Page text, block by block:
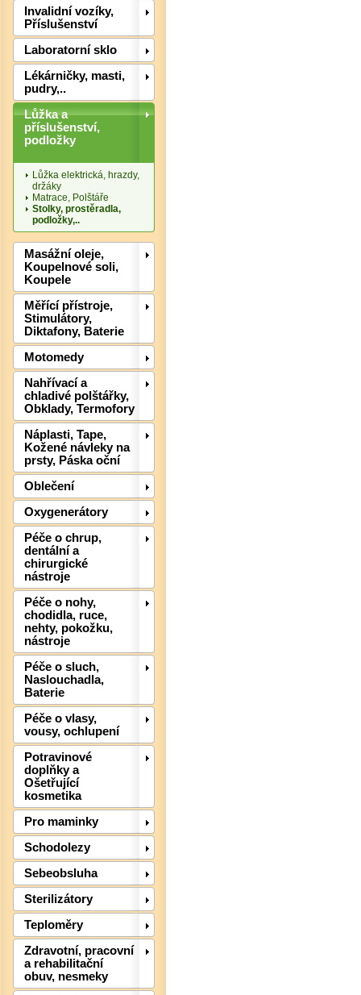
Invalidní vozíky,
Příslušenství
Laboratorní sklo
Lékárničky, masti,
pudry,..
Lůžka a
příslušenství,
podložky
Lůžka elektrická, hrazdy,
držáky
Matrace, Polštáře
Stolky, prostěradla,
podložky,..
Masážní oleje,
Koupelnové soli,
Koupele
Měřící přístroje,
Stimulátory,
Diktafony, Baterie
Motomedy
Nahřívací a
chladivé polštářky,
Obklady, Termofory
Náplasti, Tape,
Kožené návleky na
prsty, Páska oční
Oblečení
Oxygenerátory
Péče o chrup,
dentální a
chirurgické
nástroje
Péče o nohy,
chodidla, ruce,
nehty, pokožku,
nástroje
Péče o sluch,
Naslouchadla,
Baterie
Péče o vlasy,
vousy, ochlupení
Potravinové
doplňky a
Ošetřující
kosmetika
Pro maminky
Schodolezy
Sebeobsluha
Sterilizátory
Teploměry
Zdravotní, pracovní
a rehabilitační
obuv, nesmeky